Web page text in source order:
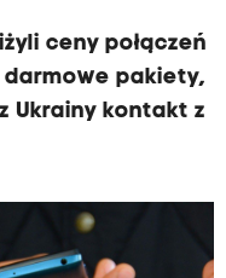
ceny połączeń
darmowe pakiety,
Ukrainy kontakt z